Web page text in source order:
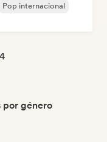
Pop internacional
por género